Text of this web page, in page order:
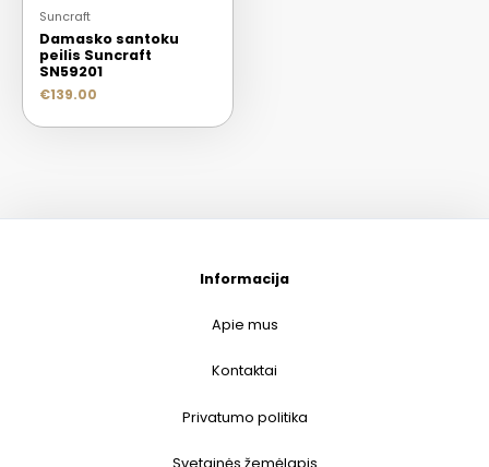
Suncraft
Damasko santoku
peilis Suncraft
SN59201
€139.00
Informacija
Apie mus
Kontaktai
Privatumo politika